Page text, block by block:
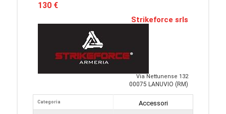
130 €
Strikeforce srls
Via Nettunense 132
00075 LANUVIO (RM)
Categoria
Accessori